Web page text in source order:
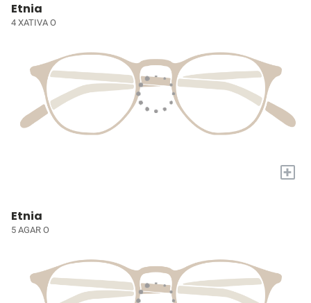
Etnia
4 XATIVA O
+
Etnia
5 AGAR O